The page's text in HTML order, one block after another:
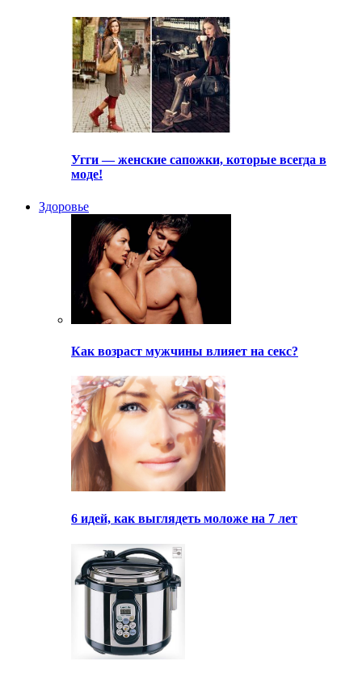
Угги — женские сапожки, которые всегда в
моде!
Здоровье
Как возраст мужчины влияет на секс?
6 идей, как выглядеть моложе на 7 лет